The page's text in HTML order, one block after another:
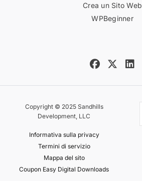
Crea un Sito Web
WPBeginner
Copyright © 2025 Sandhills
Development, LLC
Informativa sulla privacy
Termini di servizio
Mappa del sito
Coupon Easy Digital Downloads